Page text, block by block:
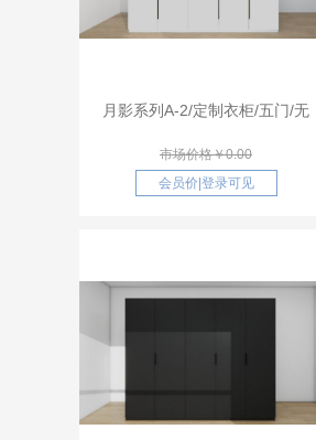
月影系列A-2/定制衣柜/五门/无
市场价格￥0.00
会员价 登录可见